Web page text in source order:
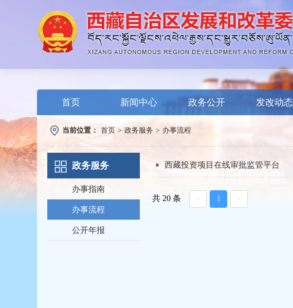
首页 新闻中心 政务公开 发改动态
当前位置： 首页 > 政务服务 > 办事流程
政务服务
办事指南
办事流程
公开年报
西藏投资项目在线审批监管平台
共 20 条 < 1 >